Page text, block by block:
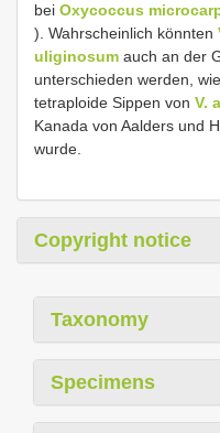
bei Oxycoccus
). Wahrscheinlich könnten
uliginosum auch an der
unterschieden werden,
tetraploide Sippen von V.
Kanada von Aalders und
wurde.
Copyright notice
Taxonomy
Specimens